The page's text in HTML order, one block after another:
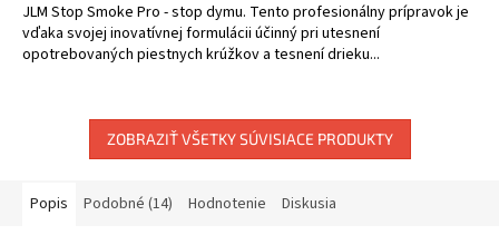
JLM Stop Smoke Pro - stop dymu. Tento profesionálny prípravok je
vďaka svojej inovatívnej formulácii účinný pri utesnení
opotrebovaných piestnych krúžkov a tesnení drieku...
ZOBRAZIŤ VŠETKY SÚVISIACE PRODUKTY
Popis Podobné (14) Hodnotenie Diskusia